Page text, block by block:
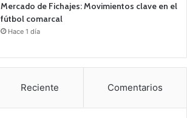
Mercado de Fichajes: Movimientos clave en el
fútbol comarcal
Hace 1 día
Reciente Comentarios